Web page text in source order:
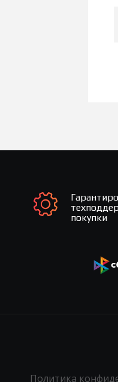
покупки
Политика